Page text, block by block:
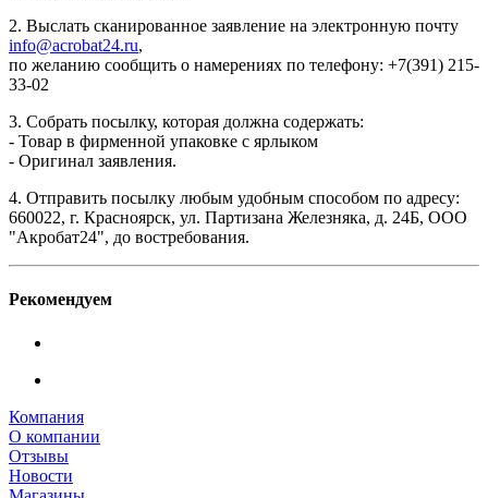
2. Выслать сканированное заявление на электронную почту
info@acrobat24.ru,
по желанию сообщить о намерениях по телефону: +7(391) 215-
33-02
3. Собрать посылку, которая должна содержать:
- Товар в фирменной упаковке с ярлыком
- Оригинал заявления.
4. Отправить посылку любым удобным способом по адресу:
660022, г. Красноярск, ул. Партизана Железняка, д. 24Б, ООО
"Акробат24", до востребования.
Рекомендуем
Компания
О компании
Отзывы
Новости